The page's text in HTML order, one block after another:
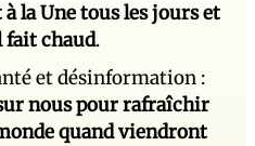
à la Une tous les jours et
fait chaud.
et désinformation :
nous pour rafraîchir
quand viendront